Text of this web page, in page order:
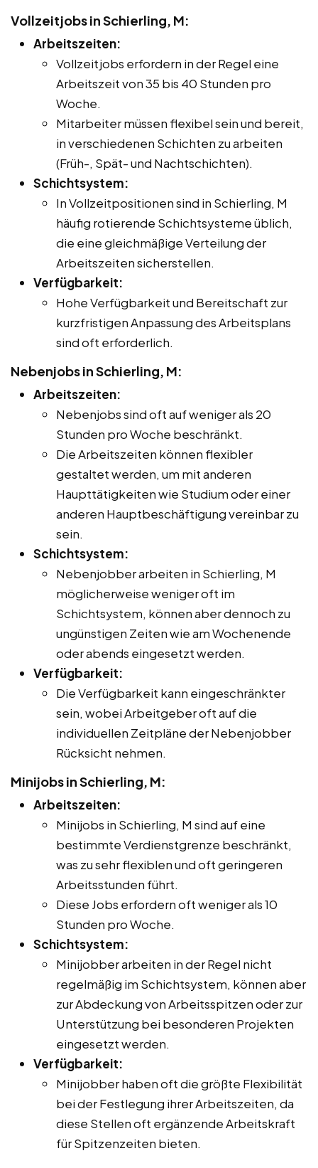
Vollzeitjobs in Schierling, M:
Arbeitszeiten:
Vollzeitjobs erfordern in der Regel eine
Arbeitszeit von 35 bis 40 Stunden pro
Woche.
Mitarbeiter müssen flexibel sein und bereit,
in verschiedenen Schichten zu arbeiten
(Früh-, Spät- und Nachtschichten).
Schichtsystem:
In Vollzeitpositionen sind in Schierling, M
häufig rotierende Schichtsysteme üblich,
die eine gleichmäßige Verteilung der
Arbeitszeiten sicherstellen.
Verfügbarkeit:
Hohe Verfügbarkeit und Bereitschaft zur
kurzfristigen Anpassung des Arbeitsplans
sind oft erforderlich.
Nebenjobs in Schierling, M:
Arbeitszeiten:
Nebenjobs sind oft auf weniger als 20
Stunden pro Woche beschränkt.
Die Arbeitszeiten können flexibler
gestaltet werden, um mit anderen
Haupttätigkeiten wie Studium oder einer
anderen Hauptbeschäftigung vereinbar zu
sein.
Schichtsystem:
Nebenjobber arbeiten in Schierling, M
möglicherweise weniger oft im
Schichtsystem, können aber dennoch zu
ungünstigen Zeiten wie am Wochenende
oder abends eingesetzt werden.
Verfügbarkeit:
Die Verfügbarkeit kann eingeschränkter
sein, wobei Arbeitgeber oft auf die
individuellen Zeitpläne der Nebenjobber
Rücksicht nehmen.
Minijobs in Schierling, M:
Arbeitszeiten:
Minijobs in Schierling, M sind auf eine
bestimmte Verdienstgrenze beschränkt,
was zu sehr flexiblen und oft geringeren
Arbeitsstunden führt.
Diese Jobs erfordern oft weniger als 10
Stunden pro Woche.
Schichtsystem:
Minijobber arbeiten in der Regel nicht
regelmäßig im Schichtsystem, können aber
zur Abdeckung von Arbeitsspitzen oder zur
Unterstützung bei besonderen Projekten
eingesetzt werden.
Verfügbarkeit:
Minijobber haben oft die größte Flexibilität
bei der Festlegung ihrer Arbeitszeiten, da
diese Stellen oft ergänzende Arbeitskraft
für Spitzenzeiten bieten.